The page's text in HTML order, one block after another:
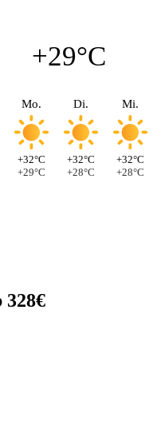
+29°C
Mo.
+32°C
+29°C
Di.
+32°C
+28°C
Mi.
+32°C
+28°C